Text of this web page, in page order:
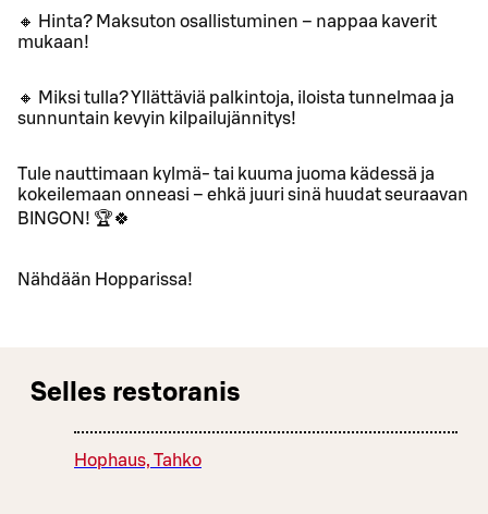
🔸 Hinta? Maksuton osallistuminen – nappaa kaverit
mukaan!
🔸 Miksi tulla? Yllättäviä palkintoja, iloista tunnelmaa ja
sunnuntain kevyin kilpailujännitys!
Tule nauttimaan kylmä- tai kuuma juoma kädessä ja
kokeilemaan onneasi – ehkä juuri sinä huudat seuraavan
BINGON! 🏆🍀
Nähdään Hopparissa!
Selles restoranis
Hophaus, Tahko